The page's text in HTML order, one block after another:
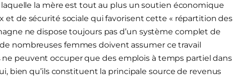
la mère est tout au plus un soutien économique
et de sécurité sociale qui favorisent cette « répartition des
ne dispose toujours pas d’un système complet de
nombreuses femmes doivent assumer ce travail
peuvent occuper que des emplois à temps partiel dans
bien qu’ils constituent la principale source de revenus